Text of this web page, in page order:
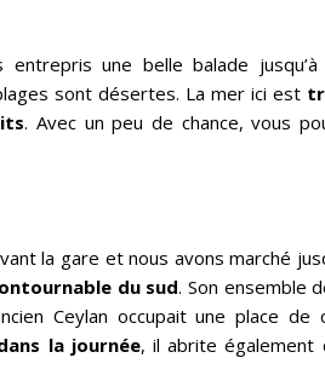
entrepris une belle balade jusqu’à
sont désertes. La mer ici est
. Avec un peu de chance, vous
la gare et nous avons marché
du sud. Son ensemble
Ceylan occupait une place de
la journée, il abrite également